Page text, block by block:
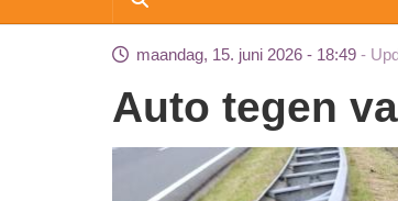
maandag, 15. juni 2026 - 18:49
Auto tegen